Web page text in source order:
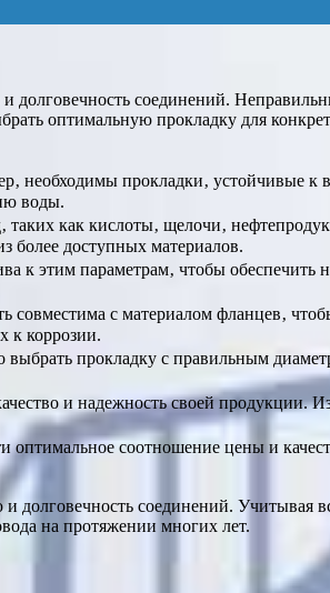
долговечность соединений.
оптимальную прокладку для
необходимы прокладки‚ устойчивые
воды.
таких как кислоты‚ щелочи‚
более доступных материалов.
к этим параметрам‚ чтобы обеспечить
с материалом фланцев‚
к коррозии.
выбрать прокладку с правильным
и надежность своей продукции.
оптимальное соотношение цены и
долговечность соединений. Учитывая
на протяжении многих лет.